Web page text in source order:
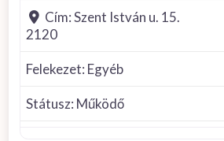
Cím:Szent István u. 15.
2120
Felekezet: Egyéb
Státusz: Működő